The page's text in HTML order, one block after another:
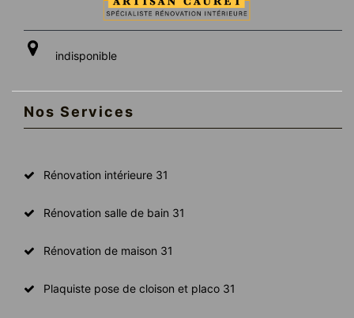
indisponible
Nos Services
Rénovation intérieure 31
Rénovation salle de bain 31
Rénovation de maison 31
Plaquiste pose de cloison et placo 31